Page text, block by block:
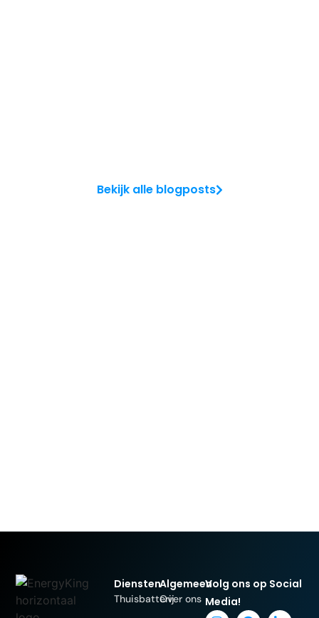
Bekijk alle blogposts
Diensten
Thuisbatterij
Algemeen
Over ons
Volg ons op Social
Media!